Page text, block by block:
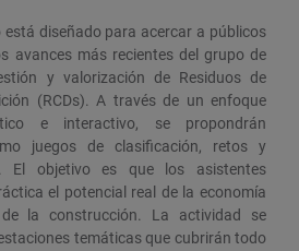
diseñado para acercar a públicos
avances más recientes del grupo de
y valorización de Residuos de
(RCDs). A través de un enfoque
e interactivo, se propondrán
juegos de clasificación, retos y
El objetivo es que los asistentes
el potencial real de la economía
la construcción. La actividad se
temáticas que cubrirán todo